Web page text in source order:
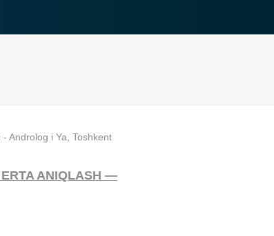
ERTA ANIQLASH —